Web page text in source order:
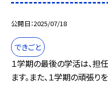
公開日 2025/07/18
できごと
１学期の最後の学活は、担
ます。また、１学期の頑張り